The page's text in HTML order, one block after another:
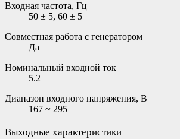
Входная частота, Гц
50 ± 5, 60 ± 5
Совместная работа с генератором
Да
Номинальный входной ток
5.2
Диапазон входного напряжения, В
167 ~ 295
Выходные характеристики